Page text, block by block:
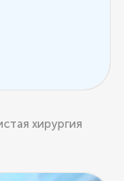
хирургия